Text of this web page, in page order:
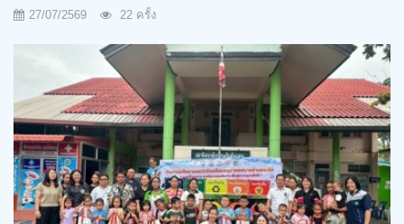
27/07/2569 22 ครั้ง